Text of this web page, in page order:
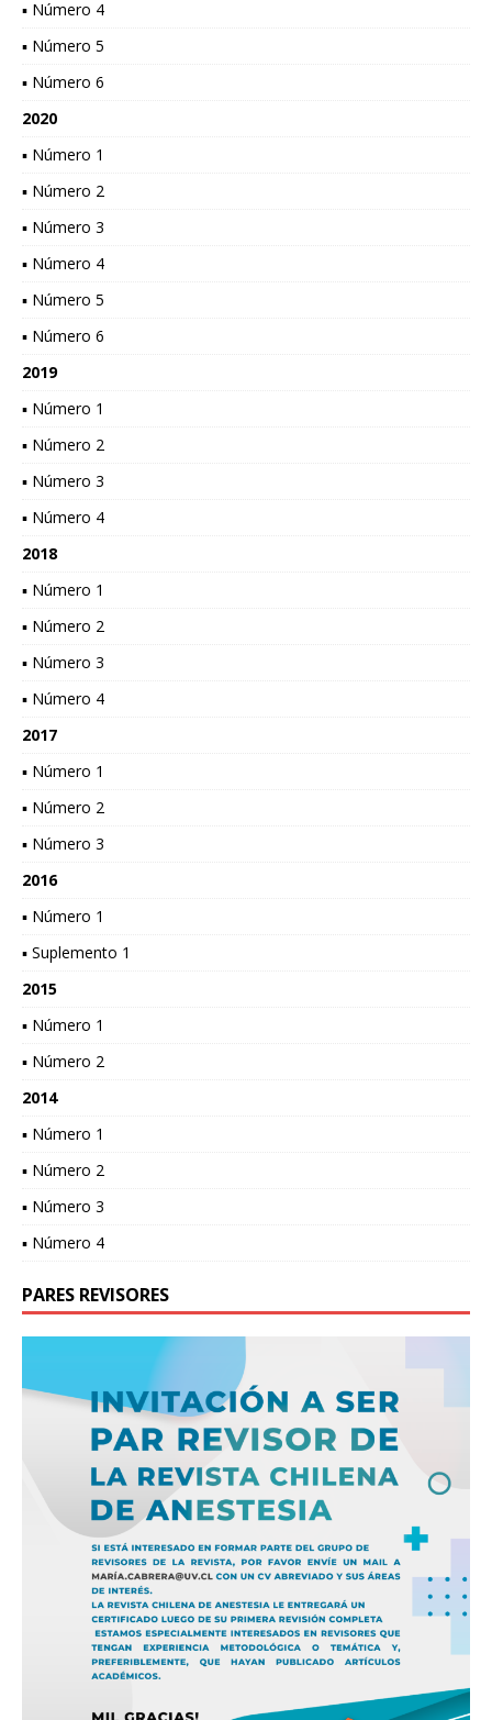
▪ Número 4
▪ Número 5
▪ Número 6
2020
▪ Número 1
▪ Número 2
▪ Número 3
▪ Número 4
▪ Número 5
▪ Número 6
2019
▪ Número 1
▪ Número 2
▪ Número 3
▪ Número 4
2018
▪ Número 1
▪ Número 2
▪ Número 3
▪ Número 4
2017
▪ Número 1
▪ Número 2
▪ Número 3
2016
▪ Número 1
▪ Suplemento 1
2015
▪ Número 1
▪ Número 2
2014
▪ Número 1
▪ Número 2
▪ Número 3
▪ Número 4
PARES REVISORES